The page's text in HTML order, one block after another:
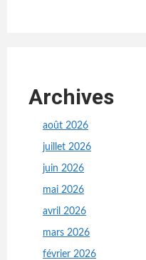
Archives
août 2026
juillet 2026
juin 2026
mai 2026
avril 2026
mars 2026
février 2026